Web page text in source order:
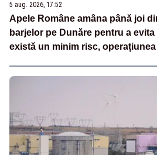
5 aug. 2026, 17:52
Apele Române amâna până joi
barjelor pe Dunăre pentru a
există un minim risc, operațiunea